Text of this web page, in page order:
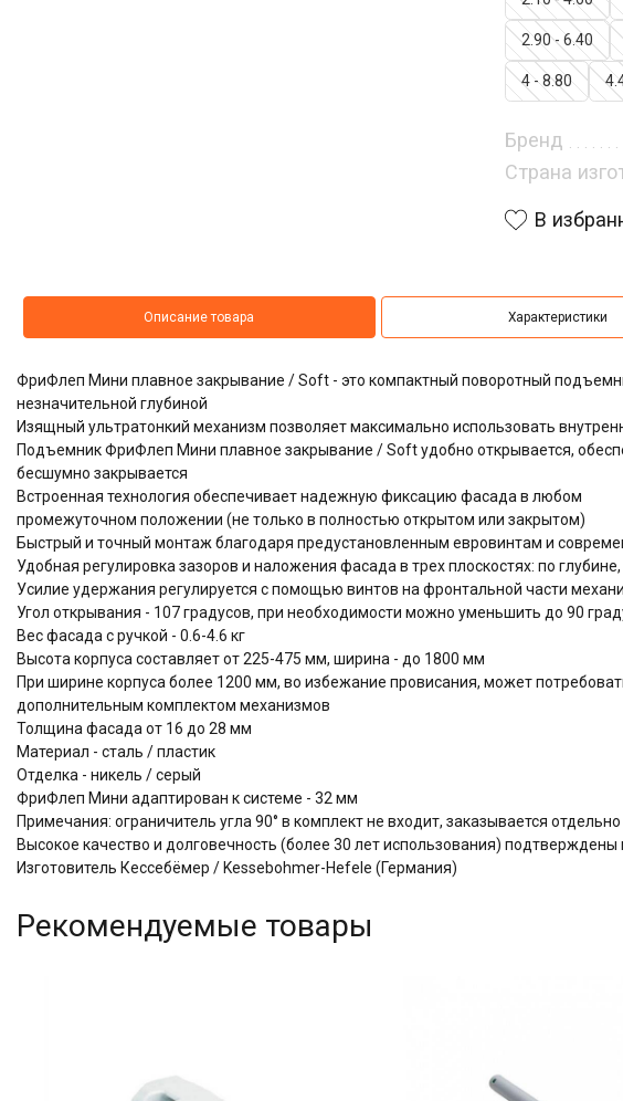
2.90 - 6.40
4 - 8.80
Бренд
Страна
В
Описание товара Характеристики
ФриФлеп Мини плавное закрывание / Soft - это компактный поворотный
незначительной глубиной
Изящный ультратонкий механизм позволяет максимально использовать
Подъемник ФриФлеп Мини плавное закрывание / Soft удобно открывается,
бесшумно закрывается
Встроенная технология обеспечивает надежную фиксацию фасада в любом
промежуточном положении (не только в полностью открытом или закрытом)
Быстрый и точный монтаж благодаря предустановленным евровинтам и
Удобная регулировка зазоров и наложения фасада в трех плоскостях: по
Усилие удержания регулируется с помощью винтов на фронтальной части
Угол открывания - 107 градусов, при необходимости можно уменьшить до 90
Вес фасада с ручкой - 0.6-4.6 кг
Высота корпуса составляет от 225-475 мм, ширина - до 1800 мм
При ширине корпуса более 1200 мм, во избежание провисания, может
дополнительным комплектом механизмов
Толщина фасада от 16 до 28 мм
Материал - сталь / пластик
Отделка - никель / серый
ФриФлеп Мини адаптирован к системе - 32 мм
Примечания: ограничитель угла 90° в комплект не входит, заказывается отдельно
Высокое качество и долговечность (более 30 лет использования)
Изготовитель Кессебёмер / Kessebohmer-Hefele (Германия)
Рекомендуемые товары